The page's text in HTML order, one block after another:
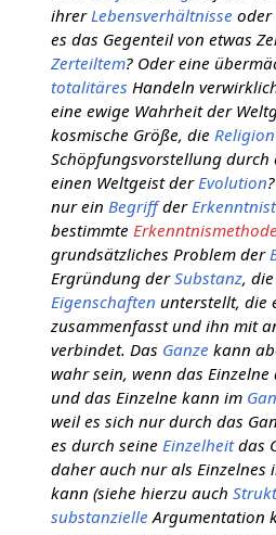
ihrer Lebensverhältnisse oder
es das Gegenteil von etwas
Zerteiltem? Oder eine
totalitäres Handeln
eine ewige Wahrheit der
kosmische Größe, die Religion
Schöpfungsvorstellung durch
einen Weltgeist der Evolution
nur ein Begriffder
bestimmte Erkenntnismethode
grundsätzliches Problem der
Ergründung derSubstanz,
Eigenschaften unterstellt, die
zusammenfasst und ihn mit
verbindet. Das Ganze kann
wahr sein, wenn das
und das Einzelne kann im
weil es sich nur durch das
es durch seine Einzelheitdas
daher auch nur als Einzelnes
kann (siehe hierzu auch
substanzielle Argumentation